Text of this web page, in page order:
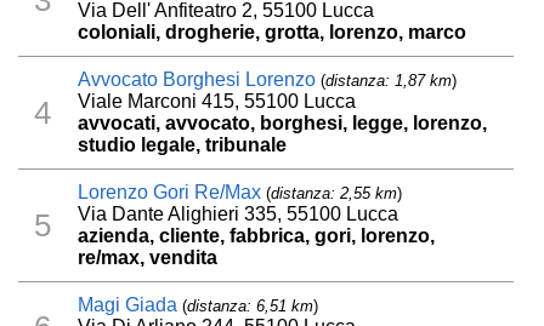
Via Dell' Anfiteatro 2, 55100 Lucca
coloniali, drogherie, grotta, lorenzo, marco
4
Avvocato Borghesi Lorenzo (distanza: 1,87 km)
Viale Marconi 415, 55100 Lucca
avvocati, avvocato, borghesi, legge, lorenzo,
studio legale, tribunale
5
Lorenzo Gori Re/Max (distanza: 2,55 km)
Via Dante Alighieri 335, 55100 Lucca
azienda, cliente, fabbrica, gori, lorenzo,
re/max, vendita
Magi Giada (distanza: 6,51 km)